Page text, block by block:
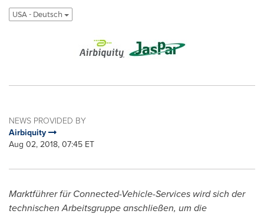
USA - Deutsch
NEWS PROVIDED BY
Airbiquity
Aug 02, 2018, 07:45 ET
Marktführer für Connected-Vehicle-Services wird sich der
technischen Arbeitsgruppe anschließen, um die